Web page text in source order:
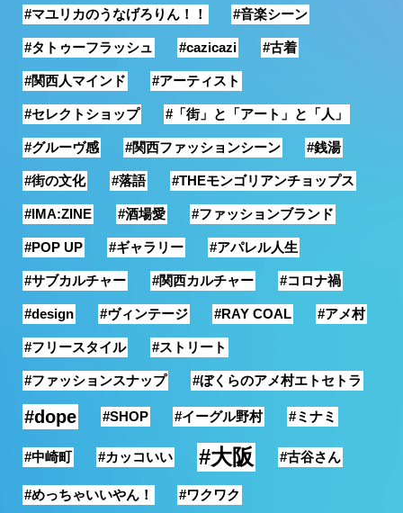
バファ
ズのキ
ャップ
銭湯
#マユリカのうなげろりん！！ #音楽シーン
#タトゥーフラッシュ #cazicazi #古着
#関西人マインド #アーティスト
#セレクトショップ #「街」と「アート」と「人」
#グルーヴ感 #関西ファッションシーン #銭湯
#街の文化 #落語 #THEモンゴリアンチョップス
#IMA:ZINE #酒場愛 #ファッションブランド
#POP UP #ギャラリー #アパレル人生
#サブカルチャー #関西カルチャー #コロナ禍
#design #ヴィンテージ #RAY COAL #アメ村
#フリースタイル #ストリート
#ファッションスナップ #ぼくらのアメ村エトセトラ
#dope #SHOP #イーグル野村 #ミナミ
#中崎町 #カッコいい #大阪 #古谷さん
#めっちゃいいやん！ #ワクワク